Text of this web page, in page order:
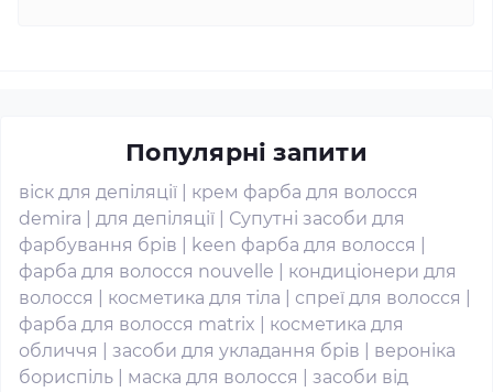
Популярні запити
віск для депіляції
крем фарба для волосся
demira
для депіляції
Супутні засоби для
фарбування брів
keen фарба для волосся
фарба для волосся nouvelle
кондиціонери для
волосся
косметика для тіла спреї для волосся
фарба для волосся matrix
косметика для
обличчя
засоби для укладання брів
вероніка
бориспіль
маска для волосся
засоби від